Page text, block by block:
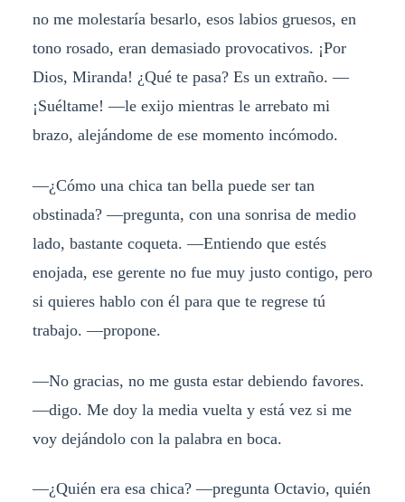
no me molestaría besarlo, esos labios gruesos, en
tono rosado, eran demasiado provocativos. ¡Por
Dios, Miranda! ¿Qué te pasa? Es un extraño. —
¡Suéltame! —le exijo mientras le arrebato mi
brazo, alejándome de ese momento incómodo.
—¿Cómo una chica tan bella puede ser tan
obstinada? —pregunta, con una sonrisa de medio
lado, bastante coqueta. —Entiendo que estés
enojada, ese gerente no fue muy justo contigo, pero
si quieres hablo con él para que te regrese tú
trabajo. —propone.
—No gracias, no me gusta estar debiendo favores.
—digo. Me doy la media vuelta y está vez si me
voy dejándolo con la palabra en boca.
—¿Quién era esa chica? —pregunta Octavio, quién